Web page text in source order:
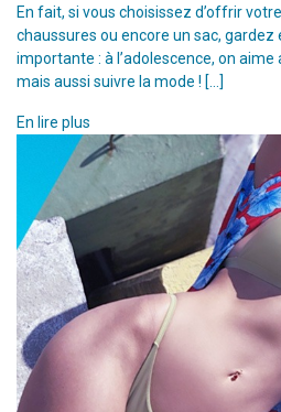
En fait, si vous choisissez d’offrir
chaussures ou encore un sac, gardez
importante : à l’adolescence, on
mais aussi suivre la mode ! […]
En lire plus